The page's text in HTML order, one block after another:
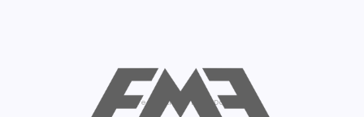
Fresh Articles Every Day